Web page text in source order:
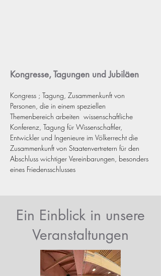
andere übergreifende Themen präsentiert.
Kongresse, Tagungen und Jubiläen
Kongress ; Tagung, Zusammenkunft von
Personen, die in einem speziellen
Themenbereich arbeiten  wissenschaftliche
Konferenz, Tagung für Wissenschaftler,
Entwickler und Ingenieure im Völkerrecht die
Zusammenkunft von Staatenvertretern für den
Abschluss wichtiger Vereinbarungen, besonders
eines Friedensschlusses
Ein Einblick in unsere
Veranstaltungen